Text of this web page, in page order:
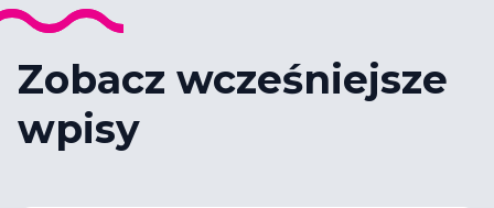
Zobacz wcześniejsze
wpisy